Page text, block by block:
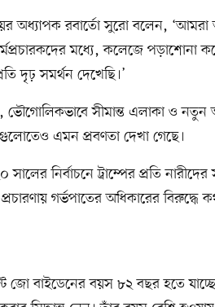
অধ্যাপক রবার্তো সুরো বলেন,
মধ্যে, কলেজে পড়াশোনা
দৃঢ় সমর্থন দেখেছি।’
সীমান্ত এলাকা ও
এমন প্রবণতা দেখা গেছে।
নির্বাচনে ট্রাম্পের প্রতি
গর্ভপাতের অধিকারের বিরুদ্ধে
জো বাইডেনের বয়স ৮২ বছর হতে